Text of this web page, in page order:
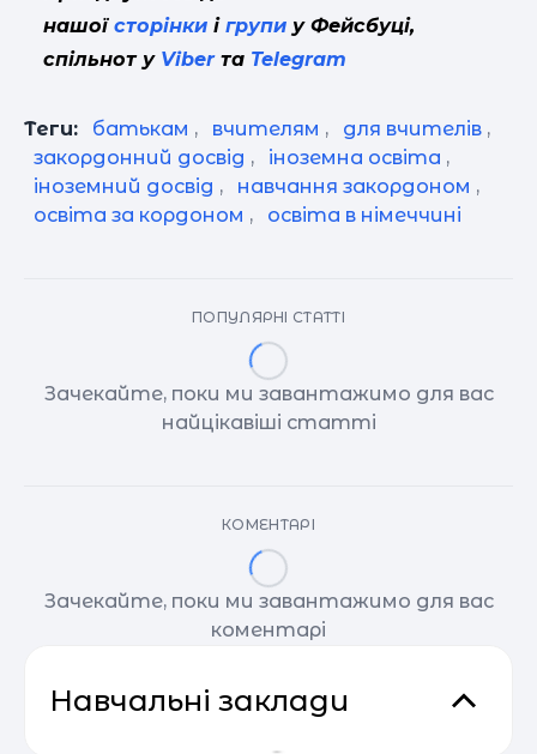
нашоїсторінки ігрупи у Фейсбуці,
спільнот уViberта Telegram
Теги: батькам , вчителям , для вчителів ,
закордонний досвід , іноземна освіта ,
іноземний досвід , навчання закордоном ,
освіта за кордоном , освіта в німеччині
ПОПУЛЯРНІ СТАТТІ
Зачекайте, поки ми завантажимо для вас
найцікавіші статті
КОМЕНТАРІ
Зачекайте, поки ми завантажимо для вас
коментарі
Навчальні заклади